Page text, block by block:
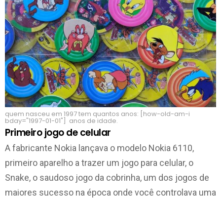
quem nasceu em 1997 tem quantos anos: [how-old-am-i
bday="1997-01-01"] anos de idade.
Primeiro jogo de celular
A fabricante Nokia lançava o modelo Nokia 6110,
primeiro aparelho a trazer um jogo para celular, o
Snake, o saudoso jogo da cobrinha, um dos jogos de
maiores sucesso na época onde você controlava uma